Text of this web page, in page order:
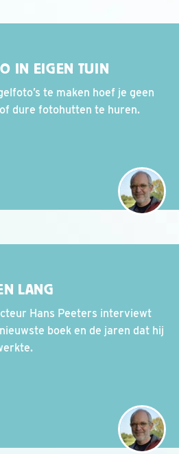
IN EIGEN TUIN
te maken hoef je geen
dure fotohutten te huren.
LANG
Hans Peeters interviewt
boek en de jaren dat hij